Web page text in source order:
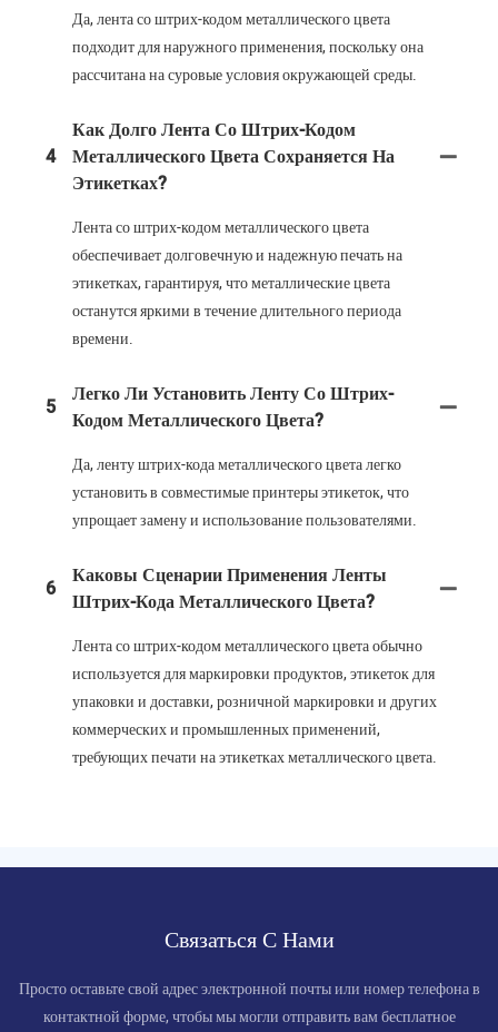
Да, лента со штрих-кодом металлического цвета
подходит для наружного применения, поскольку она
рассчитана на суровые условия окружающей среды.
4
Как Долго Лента Со Штрих-Кодом
Металлического Цвета Сохраняется На
Этикетках?
Лента со штрих-кодом металлического цвета
обеспечивает долговечную и надежную печать на
этикетках, гарантируя, что металлические цвета
останутся яркими в течение длительного периода
времени.
5
Легко Ли Установить Ленту Со Штрих-
Кодом Металлического Цвета?
Да, ленту штрих-кода металлического цвета легко
установить в совместимые принтеры этикеток, что
упрощает замену и использование пользователями.
6
Каковы Сценарии Применения Ленты
Штрих-Кода Металлического Цвета?
Лента со штрих-кодом металлического цвета обычно
используется для маркировки продуктов, этикеток для
упаковки и доставки, розничной маркировки и других
коммерческих и промышленных применений,
требующих печати на этикетках металлического цвета.
Связаться С Нами
Просто оставьте свой адрес электронной почты или номер телефона в
контактной форме, чтобы мы могли отправить вам бесплатное